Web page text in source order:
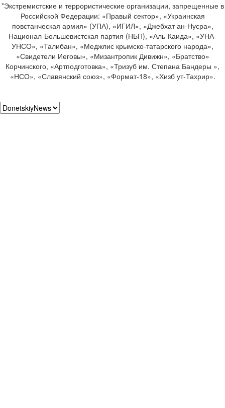
*Экстремистские и террористические организации, запрещенные в
Российской Федерации: «Правый сектор», «Украинская
повстанческая армия» (УПА), «ИГИЛ», «Джебхат ан-Нусра»,
Национал-Большевистская партия (НБП), «Аль-Каида», «УНА-
УНСО», «Талибан», «Меджлис крымско-татарского народа»,
«Свидетели Иеговы», «Мизантропик Дивижн», «Братство»
Корчинского, «Артподготовка», «Тризуб им. Степана Бандеры »,
«НСО», «Славянский союз», «Формат-18», «Хизб ут-Тахрир».